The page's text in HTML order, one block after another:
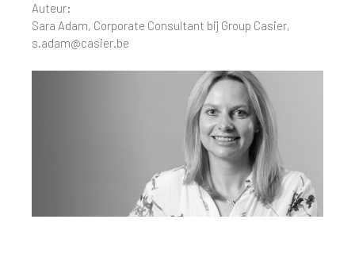
Auteur:
Sara Adam, Corporate Consultant bij Group Casier,
s.adam@casier.be